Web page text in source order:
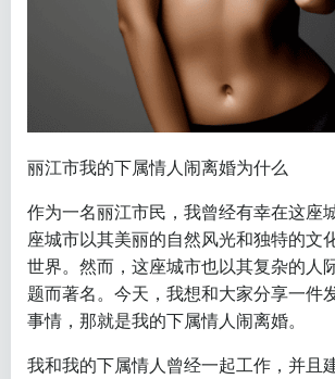
丽江市我的下属情人闹离婚为什么
作为一名丽江市民，我曾经有幸在这座
座城市以其美丽的自然风光和独特的文
世界。然而，这座城市也以其复杂的人
题而著名。今天，我想和大家分享一件
事情，那就是我的下属情人闹离婚。
我和我的下属情人曾经一起工作，并且